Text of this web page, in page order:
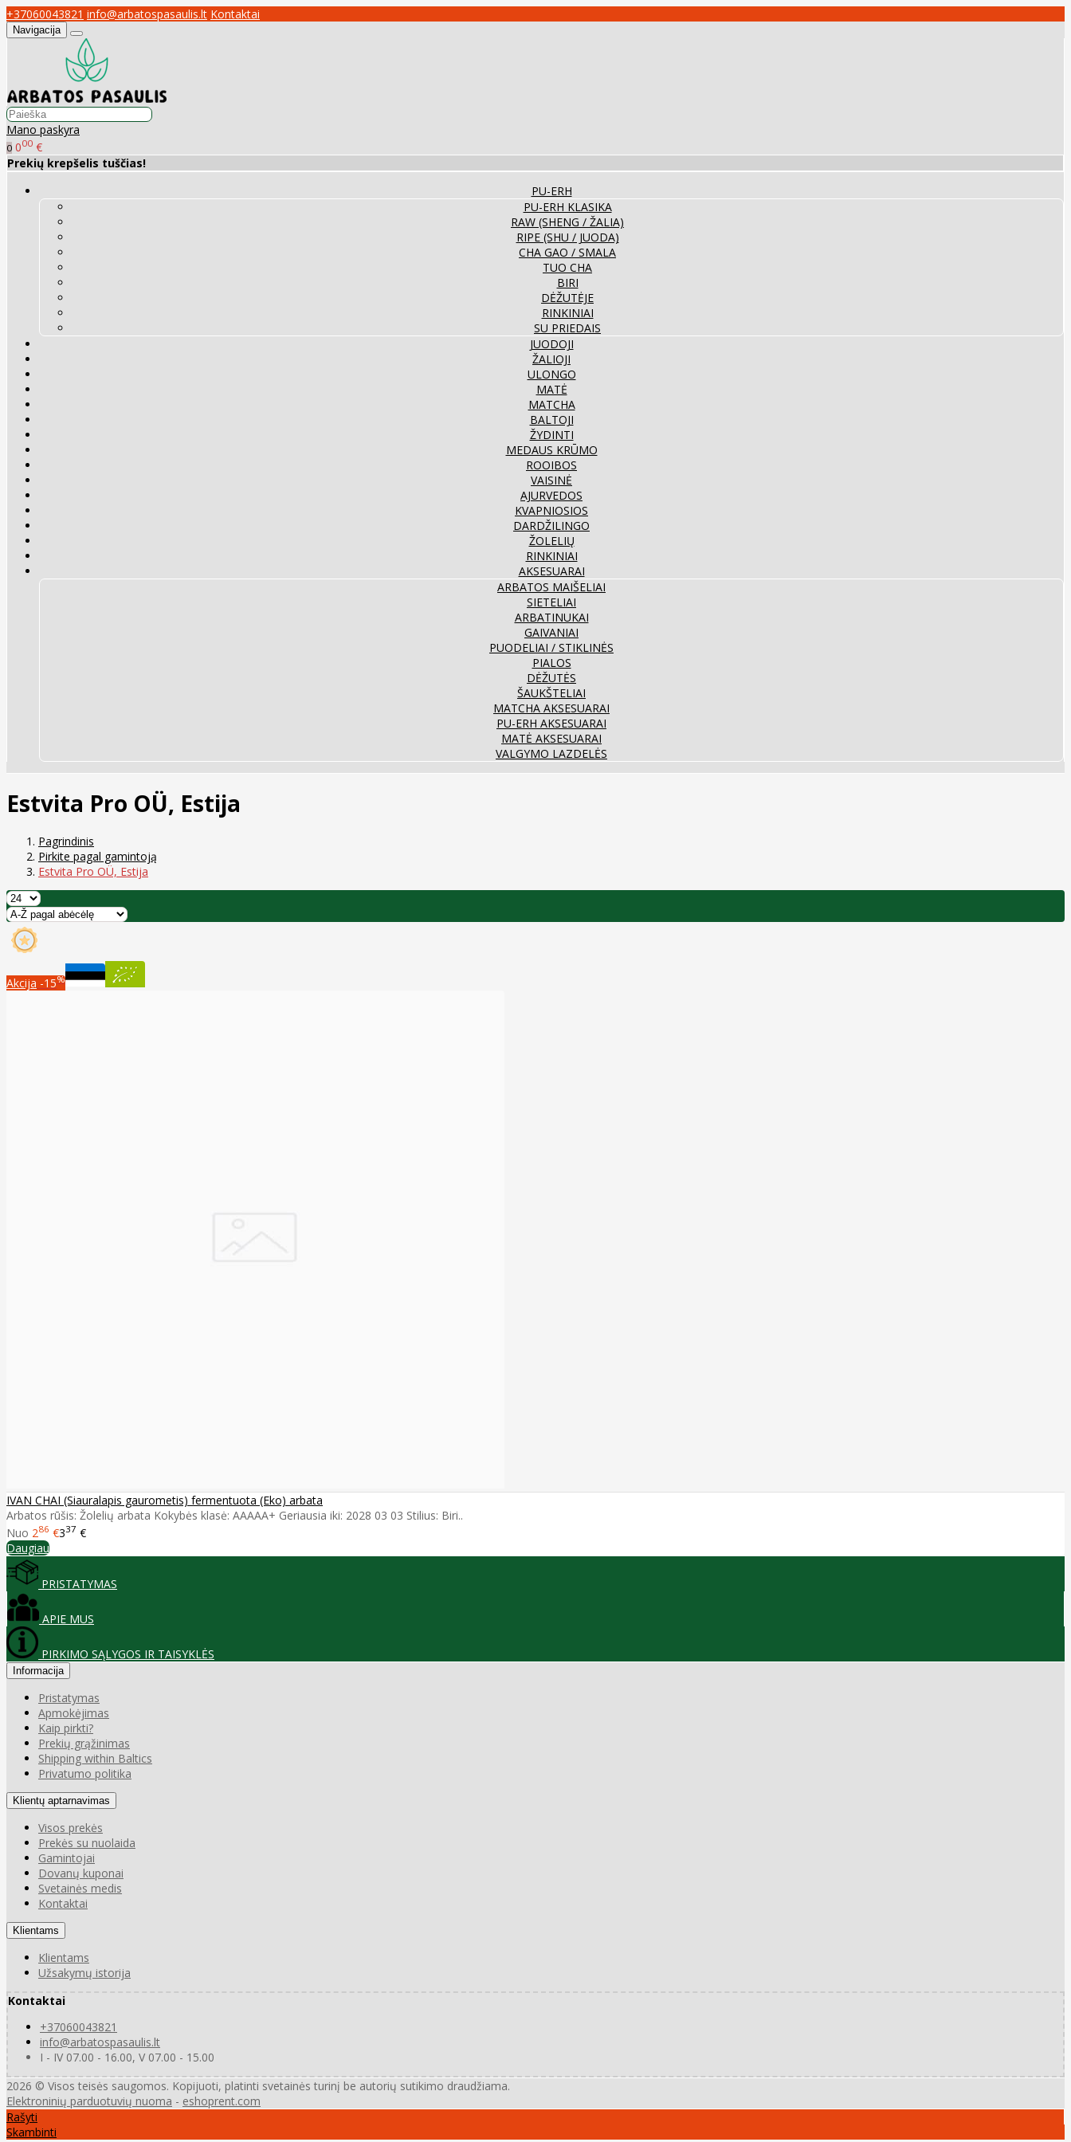
+37060043821 info@arbatospasaulis.lt Kontaktai
Navigacija
Mano paskyra
0 000 €
Prekių krepšelis tuščias!
PU-ERH
PU-ERH KLASIKA
RAW (SHENG / ŽALIA)
RIPE (SHU / JUODA)
CHA GAO / SMALA
TUO CHA
BIRI
DĖŽUTĖJE
RINKINIAI
SU PRIEDAIS
JUODOJI
ŽALIOJI
ULONGO
MATĖ
MATCHA
BALTOJI
ŽYDINTI
MEDAUS KRŪMO
ROOIBOS
VAISINĖ
AJURVEDOS
KVAPNIOSIOS
DARDŽILINGO
ŽOLELIŲ
RINKINIAI
AKSESUARAI
ARBATOS MAIŠELIAI
SIETELIAI
ARBATINUKAI
GAIVANIAI
PUODELIAI / STIKLINĖS
PIALOS
DĖŽUTĖS
ŠAUKŠTELIAI
MATCHA AKSESUARAI
PU-ERH AKSESUARAI
MATĖ AKSESUARAI
VALGYMO LAZDELĖS
Estvita Pro OÜ, Estija
Pagrindinis
Pirkite pagal gamintoją
Estvita Pro OÜ, Estija
Akcija -15%
IVAN CHAI (Siauralapis gaurometis) fermentuota (Eko) arbata
Arbatos rūšis: Žolelių arbata Kokybės klasė: AAAAA+ Geriausia iki: 2028 03 03 Stilius: Biri..
Nuo 286 €337 €
Daugiau
PRISTATYMAS
APIE MUS
PIRKIMO SĄLYGOS IR TAISYKLĖS
Informacija
Pristatymas
Apmokėjimas
Kaip pirkti?
Prekių grąžinimas
Shipping within Baltics
Privatumo politika
Klientų aptarnavimas
Visos prekės
Prekės su nuolaida
Gamintojai
Dovanų kuponai
Svetainės medis
Kontaktai
Klientams
Klientams
Užsakymų istorija
Kontaktai
+37060043821
info@arbatospasaulis.lt
I - IV 07.00 - 16.00, V 07.00 - 15.00
2026 © Visos teisės saugomos. Kopijuoti, platinti svetainės turinį be autorių sutikimo draudžiama.
Elektroninių parduotuvių nuoma - eshoprent.com
Rašyti
Skambinti